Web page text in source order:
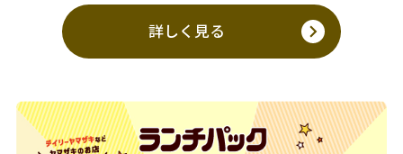
詳しく見る